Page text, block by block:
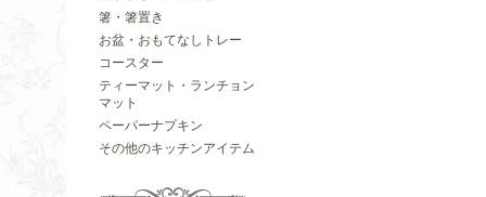
箸・箸置き
お盆・おもてなしトレー
コースター
ティーマット・ランチョン
マット
ペーパーナプキン
その他のキッチンアイテム